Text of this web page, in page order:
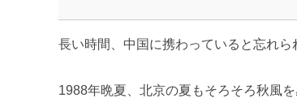
進
機
構
日
投
長い時間、中国に携わっていると忘れ
1988年晩夏、北京の夏もそろそろ秋風